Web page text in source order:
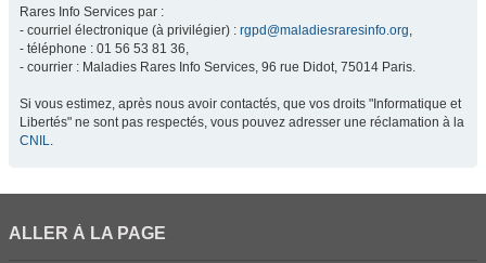
Rares Info Services par :
- courriel électronique (à privilégier) : rgpd@maladiesraresinfo.org,
- téléphone : 01 56 53 81 36,
- courrier : Maladies Rares Info Services, 96 rue Didot, 75014 Paris.
Si vous estimez, après nous avoir contactés, que vos droits "Informatique et
Libertés" ne sont pas respectés, vous pouvez adresser une réclamation à la
CNIL.
ALLER À LA PAGE